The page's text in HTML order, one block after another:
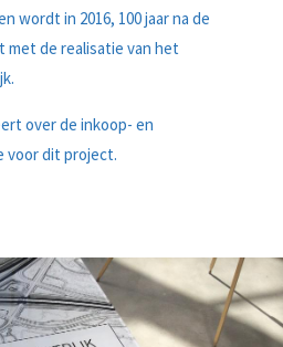
wordt in 2016, 100 jaar na de
de realisatie van het
over de inkoop- en
voor dit project.